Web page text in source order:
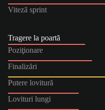
Viteză sprint
Tragere la poartă
Poziţionare
Finalizări
Putere lovitură
Lovituri lungi